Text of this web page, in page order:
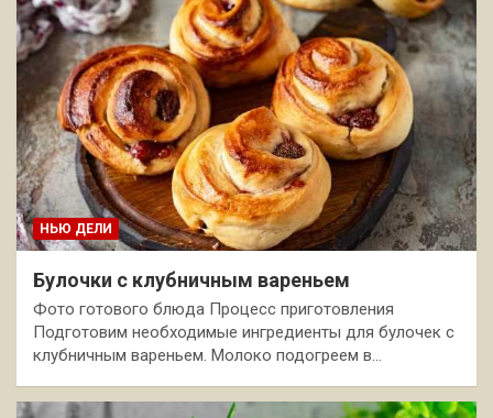
НЬЮ ДЕЛИ
Булочки с клубничным вареньем
Фото готового блюда Процесс приготовления
Подготовим необходимые ингредиенты для булочек с
клубничным вареньем. Молоко подогреем в…